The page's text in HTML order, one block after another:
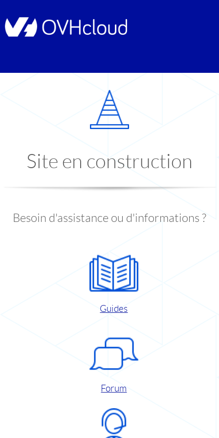
Site en construction
Besoin d'assistance ou d'informations ?
Guides
Forum